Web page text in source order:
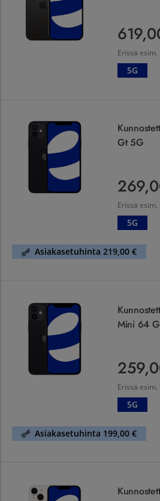
619,00 €
Erissä esim.
5G
Gt 5G
269,00 €
Erissä esim.
5G
Asiakasetuhinta 219,00 €
Mini 64
259,00 €
Erissä esim.
5G
Asiakasetuhinta 199,00 €